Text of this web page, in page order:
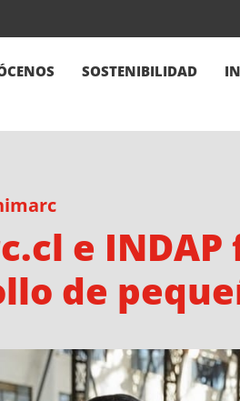
SOSTENIBILIDAD
e
de